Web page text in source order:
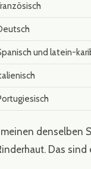
und latein-
denselben
Das sind